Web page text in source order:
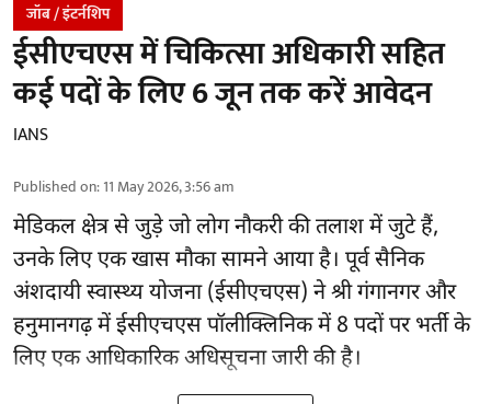
जॉब / इंटर्नशिप
ईसीएचएस में चिकित्सा अधिकारी सहित
कई पदों के लिए 6 जून तक करें आवेदन
IANS
Published on:11 May 2026, 3:56 am
मेडिकल क्षेत्र से जुड़े जो लोग नौकरी की तलाश में जुटे हैं,
उनके लिए एक खास मौका सामने आया है। पूर्व सैनिक
अंशदायी स्वास्थ्य योजना (ईसीएचएस) ने श्री गंगानगर और
हनुमानगढ़ में ईसीएचएस पॉलीक्लिनिक में 8 पदों पर भर्ती के
लिए एक आधिकारिक अधिसूचना जारी की है।